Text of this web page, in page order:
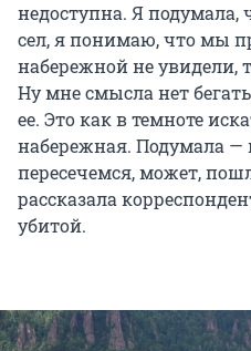
недоступна. Я подумала,
сел, я понимаю, что мы
набережной не увидели,
Ну мне смысла нет
ее. Это как в темноте
набережная. Подумала —
пересечемся, может,
рассказала
убитой.